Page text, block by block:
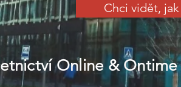
Chci vidět,
Online & Ontime